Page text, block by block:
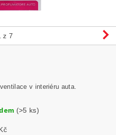
z 7
v interiéru auta.
(>5 ks)